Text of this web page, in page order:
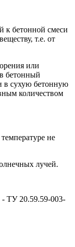
к бетонной смеси
т.е. от
или
бетонный
в сухую бетонную
количеством
не
лучей.
- ТУ 20.59.59-003-